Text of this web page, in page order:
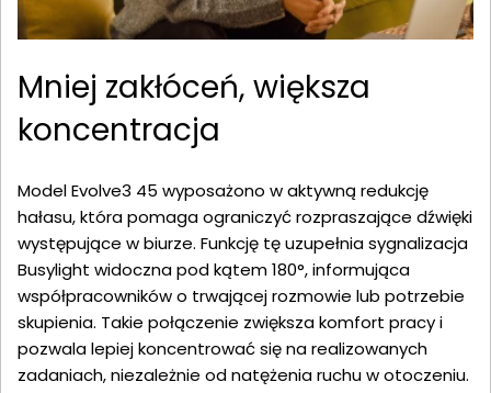
Mniej zakłóceń, większa
koncentracja
Model Evolve3 45 wyposażono w aktywną redukcję
hałasu, która pomaga ograniczyć rozpraszające dźwięki
występujące w biurze. Funkcję tę uzupełnia sygnalizacja
Busylight widoczna pod kątem 180°, informująca
współpracowników o trwającej rozmowie lub potrzebie
skupienia. Takie połączenie zwiększa komfort pracy i
pozwala lepiej koncentrować się na realizowanych
zadaniach, niezależnie od natężenia ruchu w otoczeniu.